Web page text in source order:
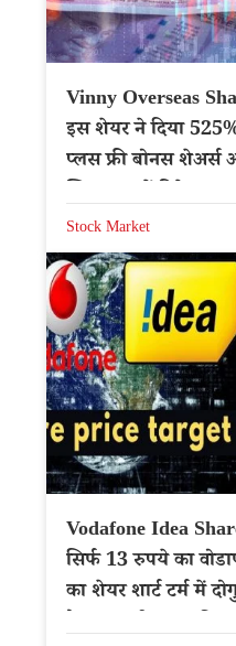
Vinny Overseas
इस शेयर ने दिया 525% का रिटर्न,
प्लस फ्री बोनस शेअर्स
Stock Market
Vodafone Idea
सिर्फ 13 रुपये का
का शेयर शार्ट टर्म में